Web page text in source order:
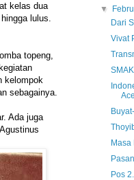
kelas dua
lulus.
topeng,
kelompok
sebagainya.
Ada juga
▼
Dari
Vivat
Masa
Pos